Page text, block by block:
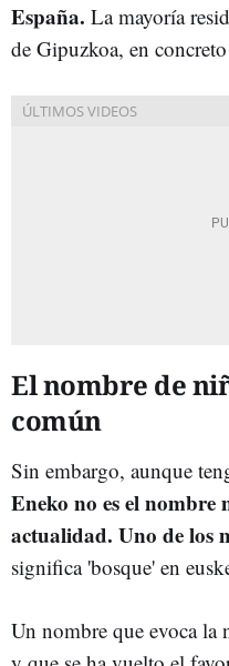
España. La mayoría
de Gipuzkoa, en
El nombre de
común
Sin embargo, aunque
Eneko no es el nombre
actualidad. Uno de los
significa 'bosque' en
Un nombre que evoca la